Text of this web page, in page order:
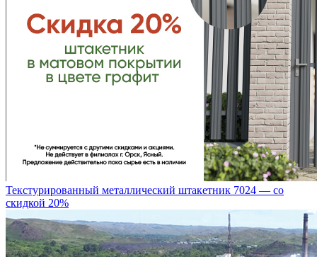
Текстурированный металлический штакетник 7024 — со
скидкой 20%